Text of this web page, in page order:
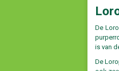
De
is van
De